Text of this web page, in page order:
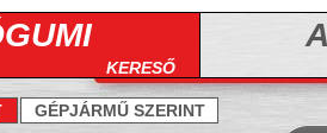
KERESŐ
GÉPJÁRMŰ SZERINT